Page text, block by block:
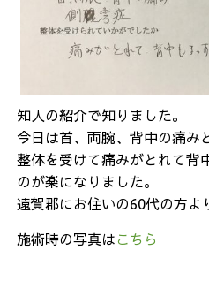
知人の紹介で知りました。
今日は首、両腕、背中の痛み
整体を受けて痛みがとれて背
のが楽になりました。
遠賀郡にお住いの60代の方よ
施術時の写真は こちら